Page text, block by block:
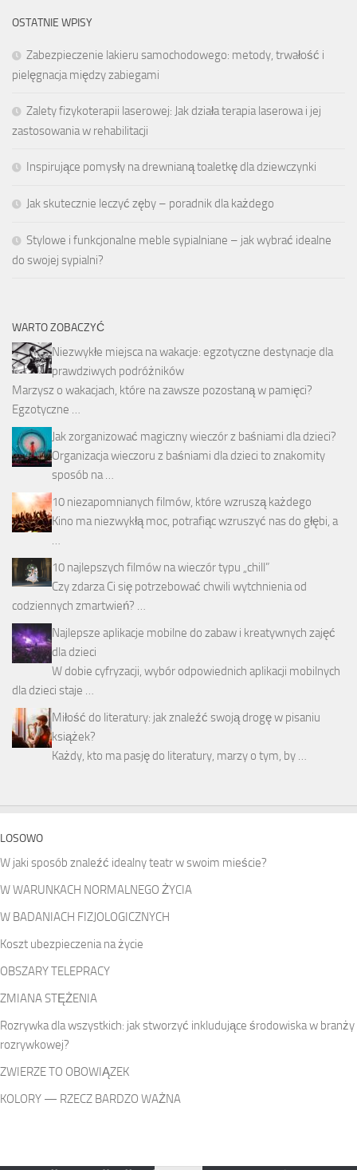
OSTATNIE WPISY
Zabezpieczenie lakieru samochodowego: metody, trwałość i
pielęgnacja między zabiegami
Zalety fizykoterapii laserowej: Jak działa terapia laserowa i jej
zastosowania w rehabilitacji
Inspirujące pomysły na drewnianą toaletkę dla dziewczynki
Jak skutecznie leczyć zęby – poradnik dla każdego
Stylowe i funkcjonalne meble sypialniane – jak wybrać idealne
do swojej sypialni?
WARTO ZOBACZYĆ
Niezwykłe miejsca na wakacje: egzotyczne destynacje dla
prawdziwych podróżników
Marzysz o wakacjach, które na zawsze pozostaną w pamięci?
Egzotyczne …
Jak zorganizować magiczny wieczór z baśniami dla dzieci?
Organizacja wieczoru z baśniami dla dzieci to znakomity
sposób na …
10 niezapomnianych filmów, które wzruszą każdego
Kino ma niezwykłą moc, potrafiąc wzruszyć nas do głębi, a
…
10 najlepszych filmów na wieczór typu „chill”
Czy zdarza Ci się potrzebować chwili wytchnienia od
codziennych zmartwień? …
Najlepsze aplikacje mobilne do zabaw i kreatywnych zajęć
dla dzieci
W dobie cyfryzacji, wybór odpowiednich aplikacji mobilnych
dla dzieci staje …
Miłość do literatury: jak znaleźć swoją drogę w pisaniu
książek?
Każdy, kto ma pasję do literatury, marzy o tym, by …
LOSOWO
W jaki sposób znaleźć idealny teatr w swoim mieście?
W WARUNKACH NORMALNEGO ŻYCIA
W BADANIACH FIZJOLOGICZNYCH
Koszt ubezpieczenia na życie
OBSZARY TELEPRACY
ZMIANA STĘŻENIA
Rozrywka dla wszystkich: jak stworzyć inkludujące środowiska w branży
rozrywkowej?
ZWIERZE TO OBOWIĄZEK
KOLORY — RZECZ BARDZO WAŻNA